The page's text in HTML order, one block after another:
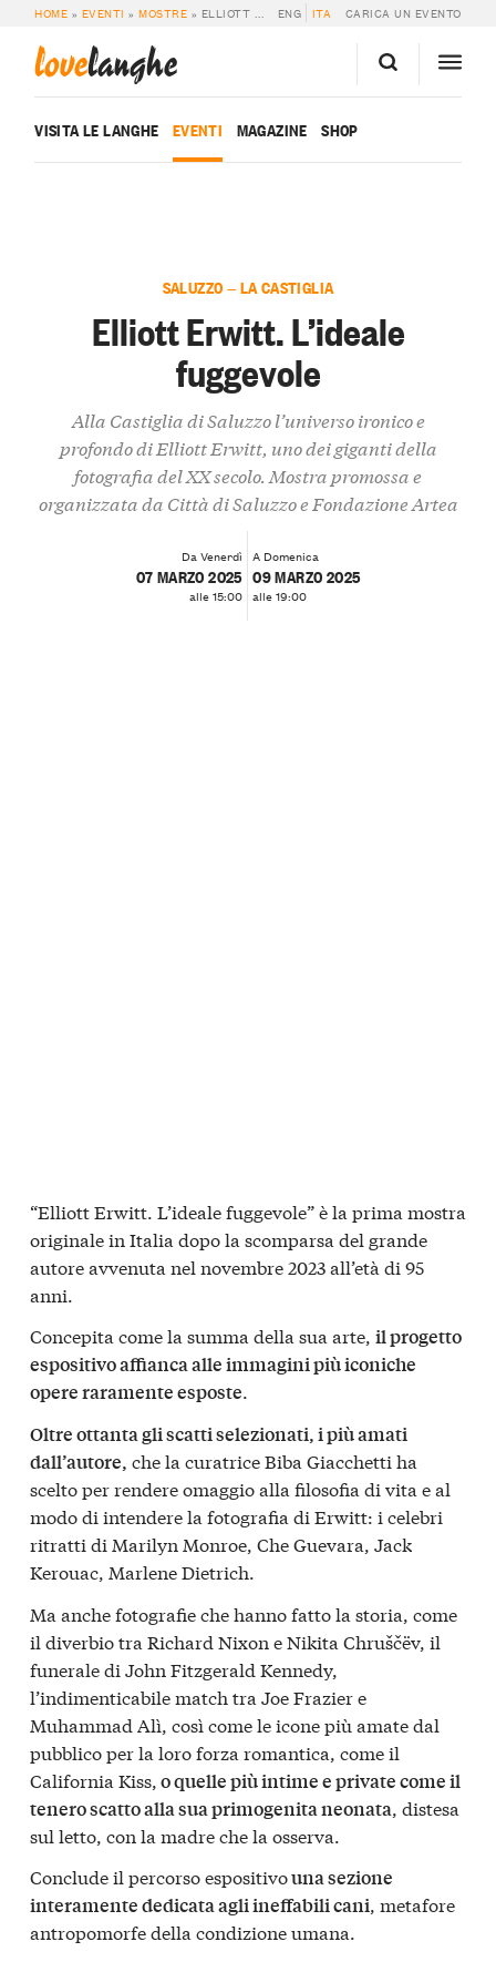
HOME » EVENTI »MOSTRE » ELLIOTT ERWITT. L’IDEALE FUGGEVOLE ENG ITA CARICA UN EVENTO
lovelanghe
VISITA LE LANGHE EVENTI MAGAZINE SHOP
SALUZZO — LA CASTIGLIA
Elliott Erwitt. L’ideale
fuggevole
Alla Castiglia di Saluzzo l’universo ironico e
profondo di Elliott Erwitt, uno dei giganti della
fotografia del XX secolo. Mostra promossa e
organizzata da Città di Saluzzo e Fondazione Artea
Da Venerdì
07 MARZO 2025
alle 15:00
A Domenica
09 MARZO 2025
alle 19:00
“Elliott Erwitt. L’ideale fuggevole” è la prima mostra
originale in Italia dopo la scomparsa del grande
autore avvenuta nel novembre 2023 all’età di 95
anni.
Concepita come la summa della sua arte, il progetto
espositivo affianca alle immagini più iconiche
opere raramente esposte.
Oltre ottanta gli scatti selezionati, i più amati
dall’autore, che la curatrice Biba Giacchetti ha
scelto per rendere omaggio alla filosofia di vita e al
modo di intendere la fotografia di Erwitt: i celebri
ritratti di Marilyn Monroe, Che Guevara, Jack
Kerouac, Marlene Dietrich.
Ma anche fotografie che hanno fatto la storia, come
il diverbio tra Richard Nixon e Nikita Chruščëv, il
funerale di John Fitzgerald Kennedy,
l’indimenticabile match tra Joe Frazier e
Muhammad Alì, così come le icone più amate dal
pubblico per la loro forza romantica, come il
California Kiss,o quelle più intime e private come il
tenero scatto alla sua primogenita neonata, distesa
sul letto, con la madre che la osserva.
Conclude il percorso espositivouna sezione
interamente dedicata agli ineffabili cani, metafore
antropomorfe della condizione umana.